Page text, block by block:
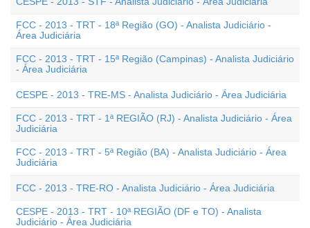
FCC - 2013 - TRT - 18ª Região (GO) - Analista Judiciário -
Área Judiciária
FCC - 2013 - TRT - 15ª Região (Campinas) - Analista Judiciário
- Área Judiciária
CESPE - 2013 - TRE-MS - Analista Judiciário - Área Judiciária
FCC - 2013 - TRT - 1ª REGIÃO (RJ) - Analista Judiciário - Área
Judiciária
FCC - 2013 - TRT - 5ª Região (BA) - Analista Judiciário - Área
Judiciária
FCC - 2013 - TRE-RO - Analista Judiciário - Área Judiciária
CESPE - 2013 - TRT - 10ª REGIÃO (DF e TO) - Analista
Judiciário - Área Judiciária